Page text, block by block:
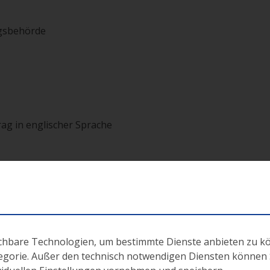
in englischer Sprache
Technologien, um bestimmte Dienste anbieten zu
Außer den technisch notwendigen Diensten